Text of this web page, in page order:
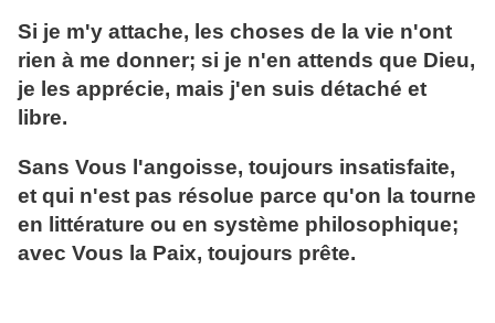
Si je m'y attache, les choses de la vie n'ont
rien à me donner; si je n'en attends que Dieu,
je les apprécie, mais j'en suis détaché et
libre.
Sans Vous l'angoisse, toujours insatisfaite,
et qui n'est pas résolue parce qu'on la tourne
en littérature ou en système philosophique;
avec Vous la Paix, toujours prête.